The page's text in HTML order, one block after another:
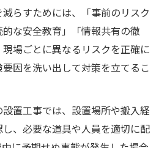
らすためには、「事前のリスク
な安全教育」「情報共有の徹
場ごとに異なるリスクを正確に
因を洗い出して対策を立てるこ
置工事では、設置場所や搬入経
、必要な道具や人員を適切に配